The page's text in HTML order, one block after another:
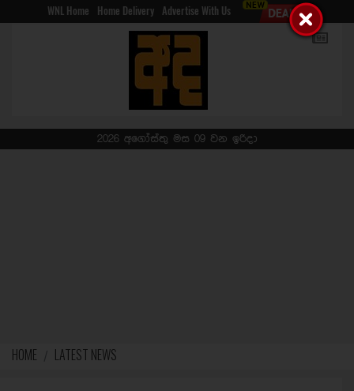
WNL Home Home Delivery Advertise With Us
2026 අගෝස්තු මස 09 වන ඉරිදා
HOME LATEST NEWS